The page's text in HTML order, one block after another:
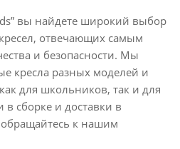
вы найдете широкий выбор
отвечающих самым
и безопасности. Мы
кресла разных моделей и
для школьников, так и для
сборке и доставки в
к нашим